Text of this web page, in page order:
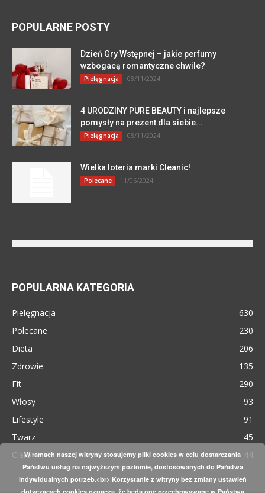
POPULARNE POSTY
Dzień Gry Wstępnej – jakie perfumy
wzbogacą romantyczne chwile?
Pielęgnacja 08/11/2024
4 URODZINY PURE BEAUTY i najlepsze
pomysły na prezent dla siebie...
Pielęgnacja 08/11/2024
Wielka loteria marki Cleanic!
Polecane 11/06/2024
POPULARNA KATEGORIA
Pielęgnacja
630
Polecane
230
Dieta
206
Zdrowie
135
Fit
290
Włosy
93
Lifestyle
91
Twarz
45
Ciało
44
W ramach naszej witryny stosujemy pliki cookies w celu dostarczania
Państwu usług na najwyższym poziomie, dostosowanych do Państwa
indywidualnych potrzeb.<br> Korzystanie z witryny bez zmiany ustawień